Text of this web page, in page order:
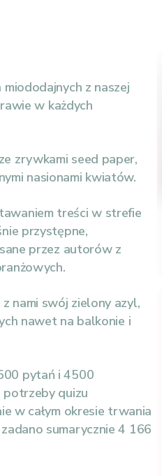
z naszej
w każdych
zrywkami seed paper,
nasionami kwiatów.
treści w strefie
przystępne,
przez autorów z
nami swój zielony azyl,
nawet na balkonie i
pytań i 4500
quizu
w całym okresie trwania
sumarycznie 4 166